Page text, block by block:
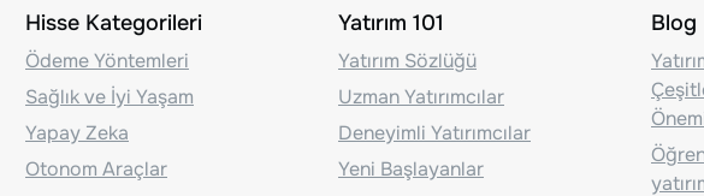
Hisse Kategorileri
Ödeme Yöntemleri
Sağlık ve İyi Yaşam
Yapay Zeka
Otonom Araçlar
Yatırım 101
Yatırım Sözlüğü
Uzman Yatırımcılar
Deneyimli Yatırımcılar
Yeni Başlayanlar
Blog